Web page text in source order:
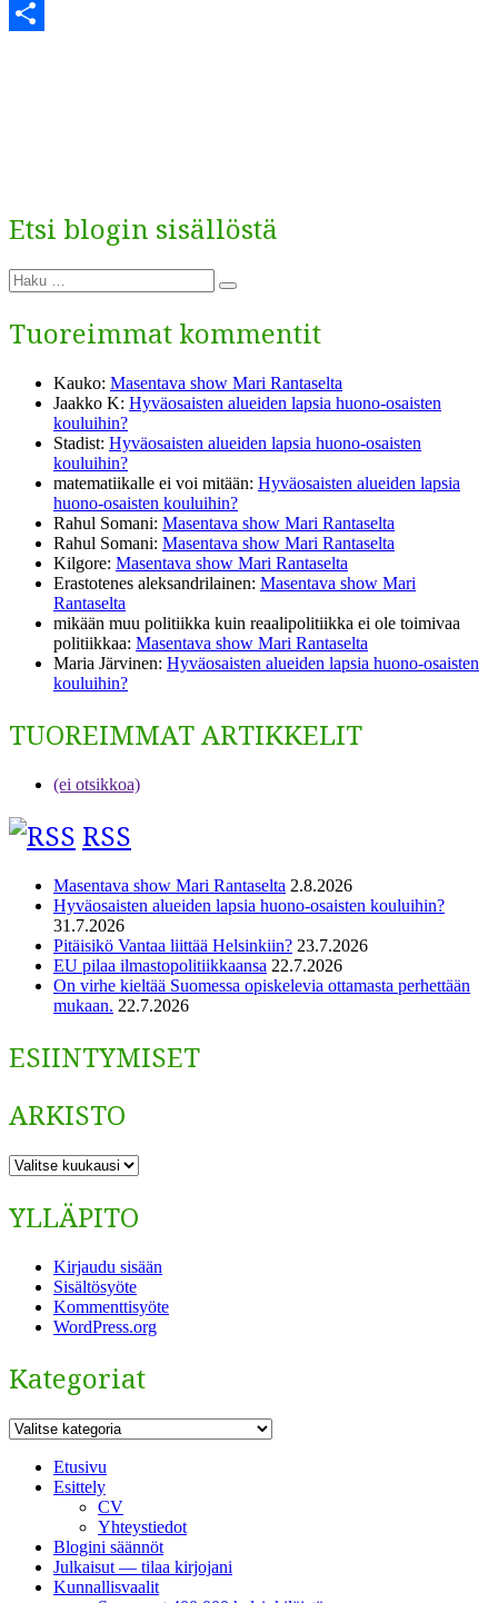
Telegram
Etsi blogin sisällöstä
Etsi:
Haku
Tuoreimmat kommentit
Kauko: Masentava show Mari Rantaselta
Jaakko K: Hyväosaisten alueiden lapsia huono-osaisten
kouluihin?
Stadist: Hyväosaisten alueiden lapsia huono-osaisten
kouluihin?
matematiikalle ei voi mitään: Hyväosaisten alueiden lapsia
huono-osaisten kouluihin?
Rahul Somani: Masentava show Mari Rantaselta
Rahul Somani: Masentava show Mari Rantaselta
Kilgore: Masentava show Mari Rantaselta
Erastotenes aleksandrilainen: Masentava show Mari
Rantaselta
mikään muu politiikka kuin reaalipolitiikka ei ole toimivaa
politiikkaa: Masentava show Mari Rantaselta
Maria Järvinen: Hyväosaisten alueiden lapsia huono-osaisten
kouluihin?
TUOREIMMAT ARTIKKELIT
(ei otsikkoa)
RSS
Masentava show Mari Rantaselta 2.8.2026
Hyväosaisten alueiden lapsia huono-osaisten kouluihin?
31.7.2026
Pitäisikö Vantaa liittää Helsinkiin? 23.7.2026
EU pilaa ilmastopolitiikkaansa 22.7.2026
On virhe kieltää Suomessa opiskelevia ottamasta perhettään
mukaan. 22.7.2026
ESIINTYMISET
ARKISTO
ARKISTO
YLLÄPITO
Kirjaudu sisään
Sisältösyöte
Kommenttisyöte
WordPress.org
Kategoriat
Kategoriat
Etusivu
Esittely
CV
Yhteystiedot
Blogini säännöt
Julkaisut — tilaa kirjojani
Kunnallisvaalit